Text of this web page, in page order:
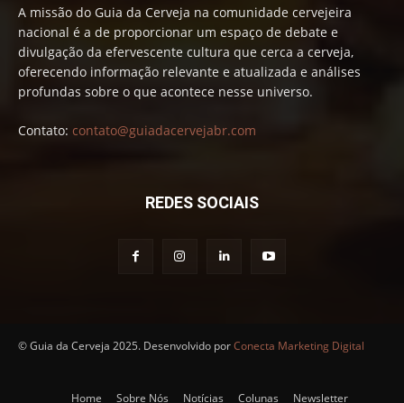
A missão do Guia da Cerveja na comunidade cervejeira
nacional é a de proporcionar um espaço de debate e
divulgação da efervescente cultura que cerca a cerveja,
oferecendo informação relevante e atualizada e análises
profundas sobre o que acontece nesse universo.
Contato: contato@guiadacervejabr.com
REDES SOCIAIS
© Guia da Cerveja 2025. Desenvolvido porConecta Marketing Digital
Home Sobre Nós Notícias Colunas Newsletter